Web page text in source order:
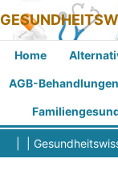
Home
AGB-Behandlungen